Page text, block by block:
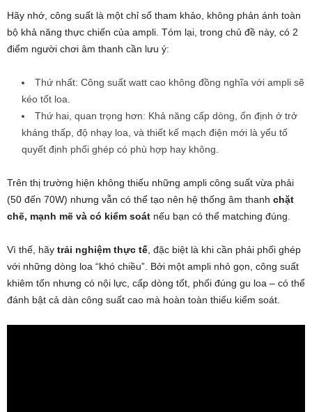
Hãy nhớ, công suất là một chỉ số tham khảo, không phản ánh toàn
bộ khả năng thực chiến của ampli. Tóm lại, trong chủ đề này, có 2
điểm người chơi âm thanh cần lưu ý:
Thứ nhất: Công suất watt cao không đồng nghĩa với ampli sẽ
kéo tốt loa.
Thứ hai, quan trọng hơn: Khả năng cấp dòng, ổn định ở trở
kháng thấp, độ nhạy loa, và thiết kế mạch điện mới là yếu tố
quyết định phối ghép có phù hợp hay không.
Trên thị trường hiện không thiếu những ampli công suất vừa phải
(50 đến 70W) nhưng vẫn có thể tạo nên hệ thống âm thanh chặt
chẽ, mạnh mẽ và có kiểm soát nếu bạn có thể matching đúng.
Vì thế, hãy trải nghiệm thực tế , đặc biệt là khi cần phải phối ghép
với những dòng loa “khó chiều”. Bởi một ampli nhỏ gọn, công suất
khiêm tốn nhưng có nội lực, cấp dòng tốt, phối đúng gu loa – có thể
đánh bật cả dàn công suất cao mà hoàn toàn thiếu kiểm soát.